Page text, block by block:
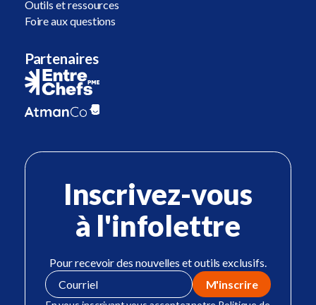
Outils et ressources
Foire aux questions
Partenaires
Inscrivez-vous
à l'infolettre
Pour recevoir des nouvelles et outils exclusifs.